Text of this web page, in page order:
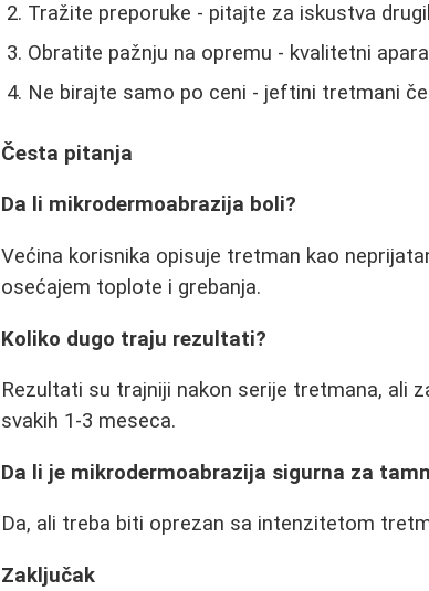
Tražite preporuke - pitajte za iskustva
Obratite pažnju na opremu - kvalitetni
Ne birajte samo po ceni - jeftini tretmani
Česta pitanja
Da li mikrodermoabrazija boli?
Većina korisnika opisuje tretman kao
osećajem toplote i grebanja.
Koliko dugo traju rezultati?
Rezultati su trajniji nakon serije tretmana, ali
svakih 1-3 meseca.
Da li je mikrodermoabrazija sigurna za
Da, ali treba biti oprezan sa intenzitetom
Zaključak